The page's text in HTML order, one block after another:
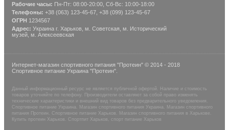
Рабочие часы: Пн-Пт: 08:00-20:00, Сб-Вс: 10:00-18:00
Телефоны: +38 (063) 123-45-67, +38 (099) 123-45-67
ОГРН 1234567
Адрес: Украина г. Харьков, м. Советская, м. Исторический
музей, м. Алексеевская
Интернет-магазин спортивного питания "Протеин" © 2014 - 2018
Спортивное питание Украина "Протеин".
Данный информационный ресурс не является публичной офертой. Наличие и стоимость
товаров уточняйте по телефону. Производители оставляют за собой право изменять
технические характеристики и внешний вид товаров без предварительного уведомления.
Спортивное питание Украина. Магазин спортивного питания Украина. Магазин спортивного
питания Протеин. Спортивное питание Харьков. Магазин спортивного питания в Харькове.
Купить протеин Харьков. Спортпит Харьков, спорт питание Харьков